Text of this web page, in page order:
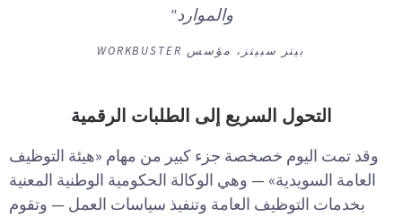
والموارد"
بيتر سبيتز، مؤسس WORKBUSTER
التحول السريع إلى الطلبات الرقمية
وقد تمت اليوم خصخصة جزء كبير من مهام «هيئة التوظيف
العامة السويدية» — وهي الوكالة الحكومية الوطنية المعنية
بخدمات التوظيف العامة وتنفيذ سياسات العمل — وتقوم